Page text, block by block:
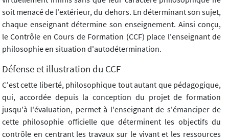
soit menacé de l'extérieur, du dehors. En déterminant son sujet,
chaque enseignant détermine son enseignement. Ainsi conçu,
le Contrôle en Cours de Formation (CCF) place l'enseignant de
philosophie en situation d'autodétermination.
Défense et illustration du CCF
C'est cette liberté, philosophique tout autant que pédagogique,
qui, accordée depuis la conception du projet de formation
jusqu'à l'évaluation, permet à l'enseignant de s'émanciper de
cette philosophie officielle que déterminent les objectifs du
contrôle en centrant les travaux sur le vivant et les ressources